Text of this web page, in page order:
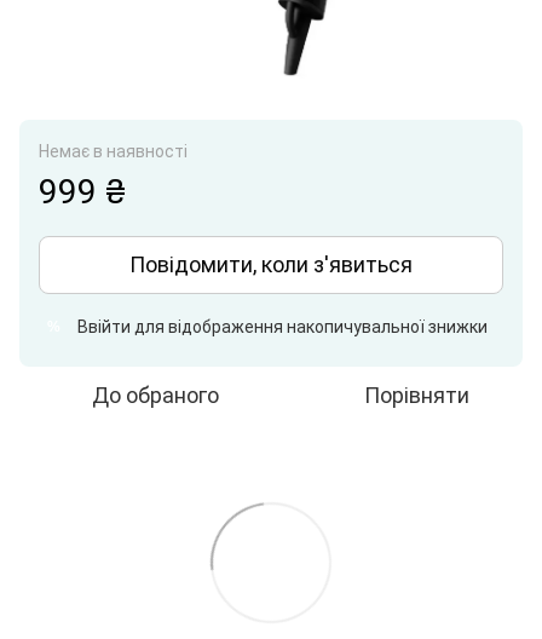
Немає в наявності
999 ₴
Повідомити, коли з'явиться
Ввійти для відображення накопичувальної знижки
До обраного Порівняти